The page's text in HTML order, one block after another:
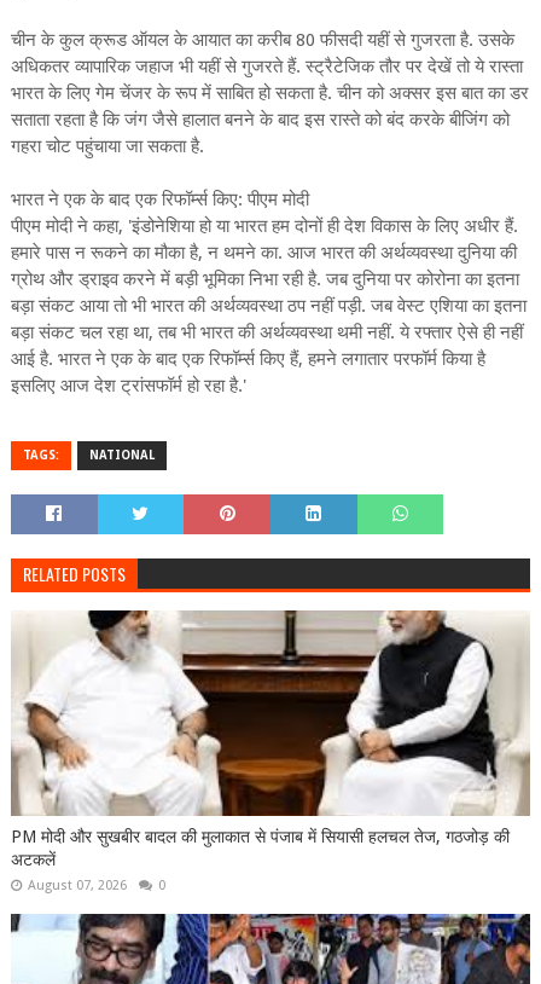
चीन के कुल क्रूड ऑयल के आयात का करीब 80 फीसदी यहीं से गुजरता है. उसके
अधिकतर व्यापारिक जहाज भी यहीं से गुजरते हैं. स्ट्रैटेजिक तौर पर देखें तो ये रास्ता
भारत के लिए गेम चेंजर के रूप में साबित हो सकता है. चीन को अक्सर इस बात का डर
सताता रहता है कि जंग जैसे हालात बनने के बाद इस रास्ते को बंद करके बीजिंग को
गहरा चोट पहुंचाया जा सकता है.
भारत ने एक के बाद एक रिफॉर्म्स किए: पीएम मोदी
पीएम मोदी ने कहा, 'इंडोनेशिया हो या भारत हम दोनों ही देश विकास के लिए अधीर हैं.
हमारे पास न रूकने का मौका है, न थमने का. आज भारत की अर्थव्यवस्था दुनिया की
ग्रोथ और ड्राइव करने में बड़ी भूमिका निभा रही है. जब दुनिया पर कोरोना का इतना
बड़ा संकट आया तो भी भारत की अर्थव्यवस्था ठप नहीं पड़ी. जब वेस्ट एशिया का इतना
बड़ा संकट चल रहा था, तब भी भारत की अर्थव्यवस्था थमी नहीं. ये रफ्तार ऐसे ही नहीं
आई है. भारत ने एक के बाद एक रिफॉर्म्स किए हैं, हमने लगातार परफॉर्म किया है
इसलिए आज देश ट्रांसफॉर्म हो रहा है.'
TAGS: NATIONAL
RELATED POSTS
PM मोदी और सुखबीर बादल की मुलाकात से पंजाब में सियासी हलचल तेज, गठजोड़ की
अटकलें
August 07, 2026 0